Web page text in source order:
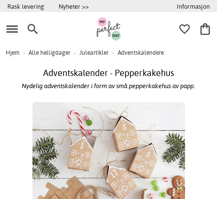
Rask levering Nyheter >> Informasjon
Hjem > Alle helligdager > Juleartikler > Adventskalendere
Adventskalender - Pepperkakehus
Nydelig adventskalender i form av små pepperkakehus av papp.